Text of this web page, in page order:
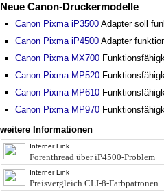
Neue Canon-Druckermodelle
Canon Pixma iP3500 Adapter soll
Canon Pixma iP4500 Adapter
Canon Pixma MX700
Canon Pixma MP520
Canon Pixma MP610
Canon Pixma MP970
weitere Informationen
Interner Link
Forenthread über iP4500-Problem
Interner Link
Preisvergleich CLI-8-Farbpatronen